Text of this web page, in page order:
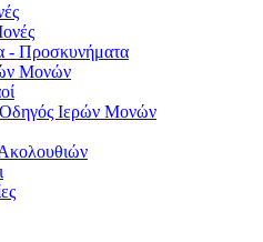
- Προσκυνήματα
Μονών
Οδηγός Ιερών Μονών